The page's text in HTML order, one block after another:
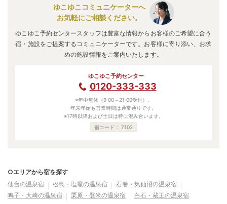
ゆこゆこコミュニケーターへ
お気軽にご相談ください。
ゆこゆこ予約センタースタッフは豊富な情報からお客様のご希望に合う
宿・施設をご提案するコミュニケーターです。お客様に寄り添い、お求
めの施設情報をご案内いたします。
ゆこゆこ予約センター
0120-333-333
※年中無休（9:00～21:00受付）。
年末年始も営業時間は通常通りです。
※17時以降および土日は特に混み合います。
宿コード： 7102
○エリアから宿を探す
仙台の温泉宿
松島・塩竈の温泉宿
石巻・気仙沼の温泉宿
鳴子・大崎の温泉宿
栗原・登米の温泉宿 白石・蔵王の温泉宿